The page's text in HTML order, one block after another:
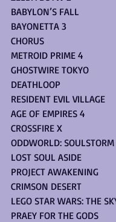
BABYLON’S FALL
BAYONETTA 3
CHORUS
METROID PRIME 4
GHOSTWIRE TOKYO
DEATHLOOP
RESIDENT EVIL VILLAGE
AGE OF EMPIRES 4
CROSSFIRE X
ODDWORLD: SOULSTORM
LOST SOUL ASIDE
PROJECT AWAKENING
CRIMSON DESERT
LEGO STAR WARS: THE
PRAEY FOR THE GODS